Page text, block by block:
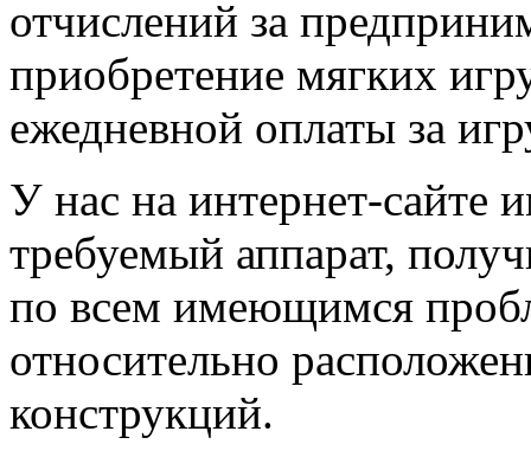
отчислений за
приобретение мягких
ежедневной оплаты за
У нас на интернет-сайте
требуемый аппарат,
по всем имеющимся
относительно
конструкций.